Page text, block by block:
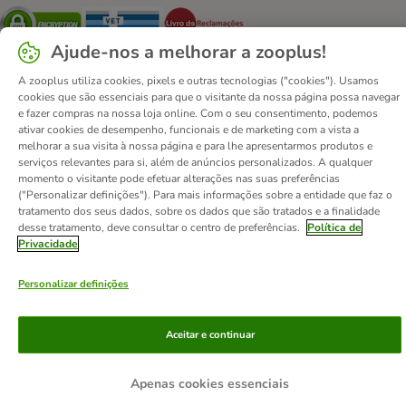
Security Security
Contactos Custos de envio
Aviso legal
Condições gerais de utilização
Formulário de retratação
Métodos de pagamento
Quem somos DSA
Emprego
Política de privacidade
Website Corporativo
Declaração de acessibilidade
Ajude-nos a melhorar a zooplus!
A zooplus utiliza cookies, pixels e outras tecnologias ("cookies"). Usamos
cookies que são essenciais para que o visitante da nossa página possa navegar
e fazer compras na nossa loja online. Com o seu consentimento, podemos
ativar cookies de desempenho, funcionais e de marketing com a vista a
melhorar a sua visita à nossa página e para lhe apresentarmos produtos e
serviços relevantes para si, além de anúncios personalizados. A qualquer
momento o visitante pode efetuar alterações nas suas preferências
("Personalizar definições"). Para mais informações sobre a entidade que faz o
tratamento dos seus dados, sobre os dados que são tratados e a finalidade
desse tratamento, deve consultar o centro de preferências.
Política de
Privacidade
Personalizar definições
Apenas cookies essenciais
Aceitar e continuar